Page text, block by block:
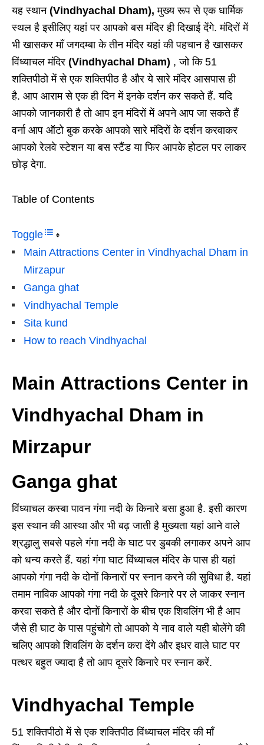
यह स्थान (Vindhyachal Dham),मुख्य रूप से एक धार्मिक
स्थल है इसीलिए यहां पर आपको बस मंदिर ही दिखाई देंगे. मंदिरों में
भी खासकर माँ जगदम्बा के तीन मंदिर यहां की पहचान है खासकर
विंध्याचल मंदिर (Vindhyachal Dham) , जो कि 51
शक्तिपीठो में से एक शक्तिपीठ है और ये सारे मंदिर आसपास ही
है. आप आराम से एक ही दिन में इनके दर्शन कर सकते हैं. यदि
आपको जानकारी है तो आप इन मंदिरों में अपने आप जा सकते हैं
वर्ना आप ऑटो बुक करके आपको सारे मंदिरों के दर्शन करवाकर
आपको रेलवे स्टेशन या बस स्टैंड या फिर आपके होटल पर लाकर
छोड़ देगा.
Table of Contents
Toggle
Main Attractions Center in Vindhyachal Dham in
Mirzapur
Ganga ghat
Vindhyachal Temple
Sita kund
How to reach Vindhyachal
Main Attractions Center in
Vindhyachal Dham in
Mirzapur
Ganga ghat
विंध्याचल कस्बा पावन गंगा नदी के किनारे बसा हुआ है. इसी कारण
इस स्थान की आस्था और भी बढ़ जाती है मुख्यता यहां आने वाले
श्रद्धालु सबसे पहले गंगा नदी के घाट पर डुबकी लगाकर अपने आप
को धन्य करते हैं. यहां गंगा घाट विंध्याचल मंदिर के पास ही यहां
आपको गंगा नदी के दोनों किनारों पर स्नान करने की सुविधा है. यहां
तमाम नाविक आपको गंगा नदी के दूसरे किनारे पर ले जाकर स्नान
करवा सकते है और दोनों किनारों के बीच एक शिवलिंग भी है आप
जैसे ही घाट के पास पहुंचोगे तो आपको ये नाव वाले यही बोलेंगे की
चलिए आपको शिवलिंग के दर्शन करा देंगे और इधर वाले घाट पर
पत्थर बहुत ज्यादा है तो आप दूसरे किनारे पर स्नान करें.
Vindhyachal Temple
51 शक्तिपीठो में से एक शक्तिपीठ विंध्याचल मंदिर की माँ